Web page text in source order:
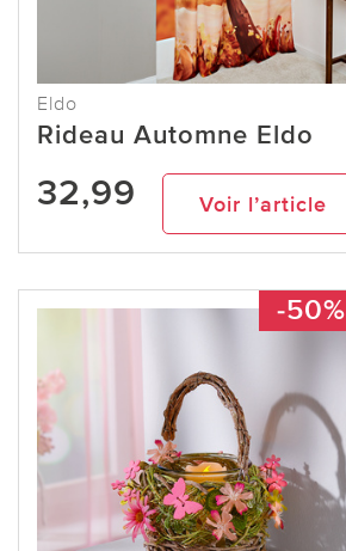
Eldo
Rideau Automne Eldo
32,99 Voir l’article
-50%